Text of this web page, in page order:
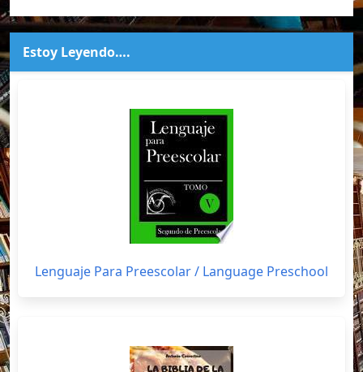
Estoy Leyendo….
Lenguaje Para Preescolar / Language Preschool